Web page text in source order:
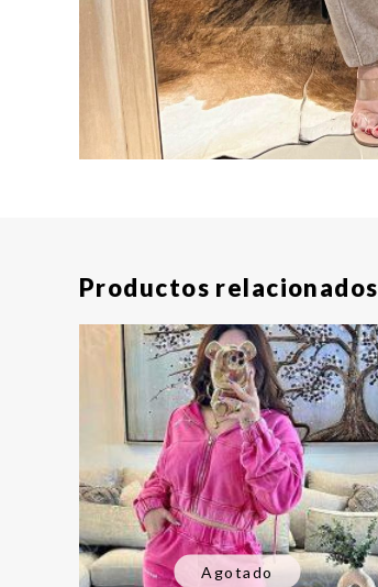
Productos relacionados
Agotado